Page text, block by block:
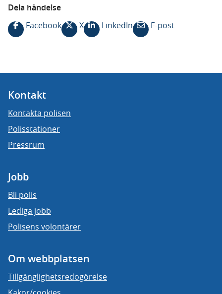
Dela händelse
Facebook
X LinkedIn E-post
Kontakt
Kontakta polisen
Polisstationer
Pressrum
Jobb
Bli polis
Lediga jobb
Polisens volontärer
Om webbplatsen
Tillgänglighetsredogörelse